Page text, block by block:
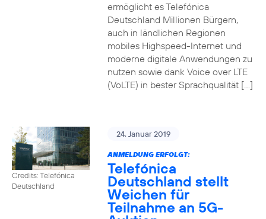
ermöglicht es Telefónica
Deutschland Millionen Bürgern,
auch in ländlichen Regionen
mobiles Highspeed-Internet und
moderne digitale Anwendungen zu
nutzen sowie dank Voice over LTE
(VoLTE) in bester Sprachqualität […]
Credits: Telefónica
Deutschland
24. Januar 2019
ANMELDUNG ERFOLGT:
Telefónica
Deutschland stellt
Weichen für
Teilnahme an 5G-